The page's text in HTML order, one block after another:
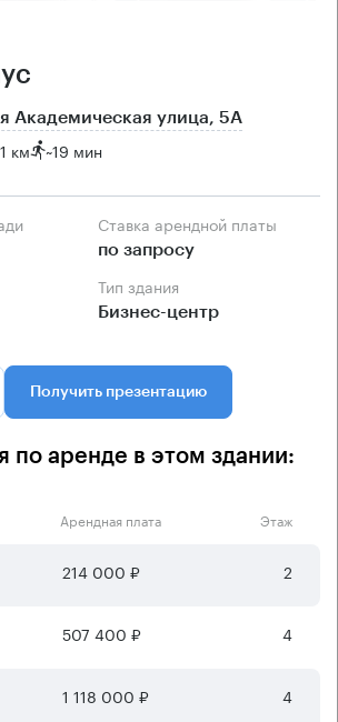
Академическая улица, 5А
км ~19 мин
Ставка арендной платы
по запросу
Тип здания
Бизнес-центр
Получить презентацию
по аренде в этом здании:
Арендная плата Этаж
214 000 ₽ 2
507 400 ₽ 4
1 118 000 ₽ 4